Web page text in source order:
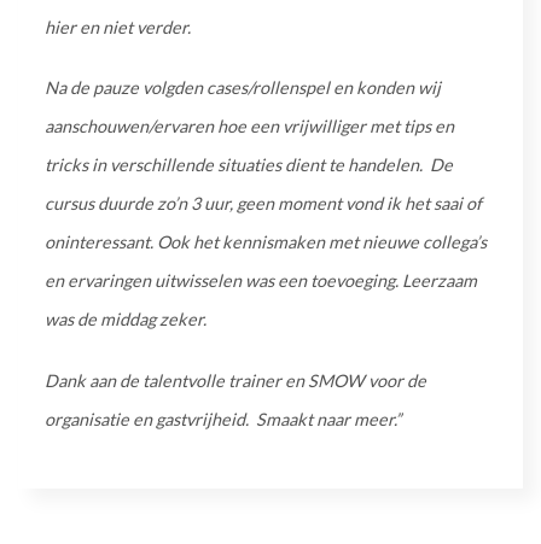
hier en niet verder.
Na de pauze volgden cases/rollenspel en konden wij
aanschouwen/ervaren hoe een vrijwilliger met tips en
tricks in verschillende situaties dient te handelen. De
cursus duurde zo’n 3 uur, geen moment vond ik het saai of
oninteressant. Ook het kennismaken met nieuwe collega’s
en ervaringen uitwisselen was een toevoeging. Leerzaam
was de middag zeker.
Dank aan de talentvolle trainer en SMOW voor de
organisatie en gastvrijheid. Smaakt naar meer.”